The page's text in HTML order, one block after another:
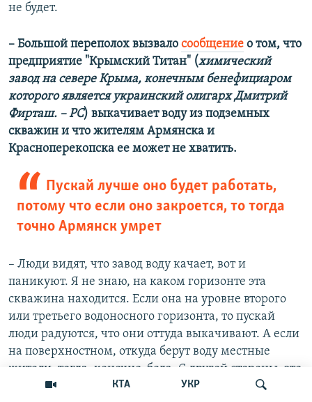
КТА УКР
не будет.
– Большой переполох вызвало сообщение о том, что
предприятие "Крымский Титан" (химический
завод на севере Крыма, конечным бенефициаром
которого является украинский олигарх Дмитрий
Фирташ. – РС) выкачивает воду из подземных
скважин и что жителям Армянска и
Красноперекопска ее может не хватить.
Пускай лучше оно будет работать,
потому что если оно закроется, то тогда
точно Армянск умрет
– Люди видят, что завод воду качает, вот и
паникуют. Я не знаю, на каком горизонте эта
скважина находится. Если она на уровне второго
или третьего водоносного горизонта, то пускай
люди радуются, что они оттуда выкачивают. А если
на поверхностном, откуда берут воду местные
жители, тогда, конечно, беда. С другой стороны, это
одно из немногих предприятий на севере Крыма,